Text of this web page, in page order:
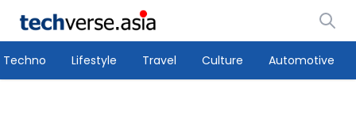
Techno Lifestyle Travel Culture Automotive